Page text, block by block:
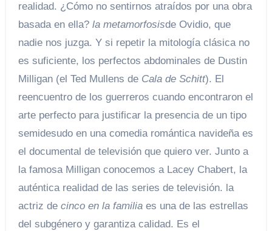
realidad. ¿Cómo no sentirnos atraídos por una obra
basada en ella? la metamorfosisde Ovidio, que
nadie nos juzga. Y si repetir la mitología clásica no
es suficiente, los perfectos abdominales de Dustin
Milligan (el Ted Mullens de Cala de Schitt). El
reencuentro de los guerreros cuando encontraron el
arte perfecto para justificar la presencia de un tipo
semidesudo en una comedia romántica navideña es
el documental de televisión que quiero ver. Junto a
la famosa Milligan conocemos a Lacey Chabert, la
auténtica realidad de las series de televisión. la
actriz de cinco en la familiaes una de las estrellas
del subgénero y garantiza calidad. Es el